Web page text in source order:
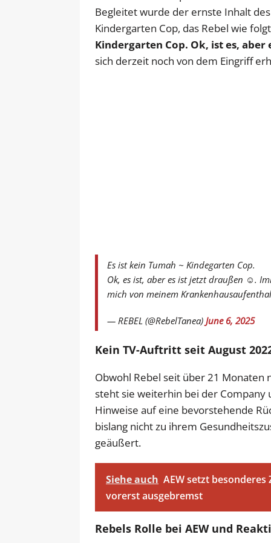
Begleitet wurde der ernste Inhalt
Kindergarten Cop, das Rebel wie
Kindergarten Cop. Ok, ist es,
sich derzeit noch von dem Eingriff
Es ist kein Tumah ~ Kindegarten Cop.
Ok, es ist, aber es ist jetzt draußen ☺️.
mich von meinem
— REBEL (@RebelTanea) June 6, 2025
Kein TV-Auftritt seit August
Obwohl Rebel seit über 21
steht sie weiterhin bei der Company
Hinweise auf eine bevorstehende
bislang nicht zu ihrem
geäußert.
Siehe auch AEW setzt besonderes
vorerst ausgebremst
Rebels Rolle bei AEW und